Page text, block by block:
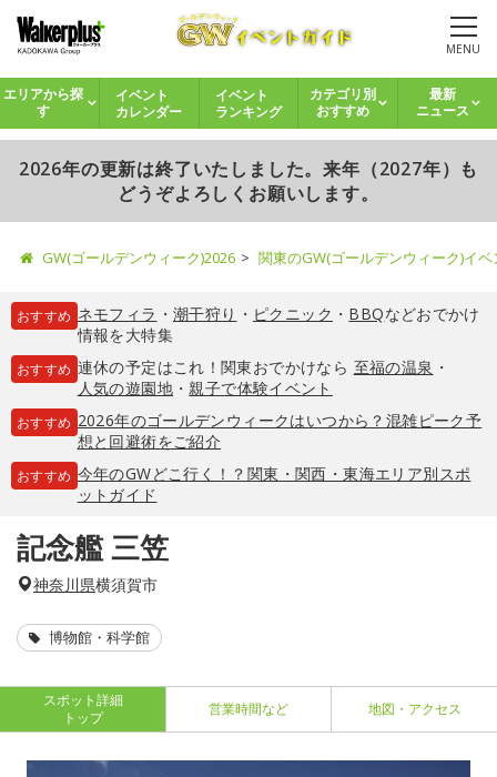
MENU
エリアから探
す
イベント
カレンダー
イベント
ランキング
カテゴリ別
おすすめ
最新
ニュース
2026年の更新は終了いたしました。来年（2027年）も
どうぞよろしくお願いします。
GW(ゴールデンウィーク)2026 関東のGW(ゴールデンウィーク)イ
おすすめ ネモフィラ ・ 潮干狩り ・ ピクニック ・ BBQなどおでかけ
情報を大特集
おすすめ 連休の予定はこれ！関東おでかけなら 至福の温泉 ・
人気の遊園地・親子で体験イベント
おすすめ 2026年のゴールデンウィークはいつから？混雑ピーク予
想と回避術をご紹介
おすすめ 今年のGWどこ行く！？関東・関西・東海エリア別スポ
ットガイド
記念艦 三笠
神奈川県横須賀市
博物館・科学館
スポット詳細
トップ
営業時間など 地図・アクセス